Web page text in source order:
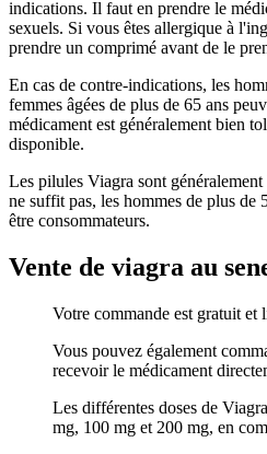
indications. Il faut en prendre le
sexuels. Si vous êtes allergique à
prendre un comprimé avant de le
En cas de contre-indications, les
femmes âgées de plus de 65 ans
médicament est généralement bien
disponible.
Les pilules Viagra sont
ne suffit pas, les hommes de plus de
être consommateurs.
Vente de viagra au
Votre commande est gratuit et
Vous pouvez également
recevoir le médicament
Les différentes doses de
mg, 100 mg et 200 mg, en